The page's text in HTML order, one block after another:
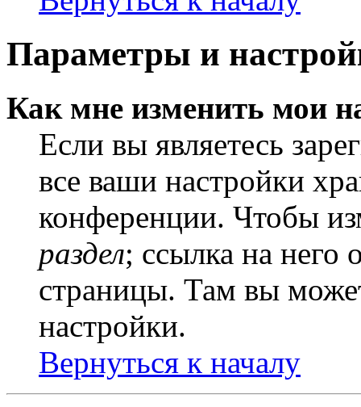
Параметры и
Как мне изменить мои
Если вы являетесь
все ваши настройки
конференции. Чтобы
раздел; ссылка на него
страницы. Там вы
настройки.
Вернуться к началу